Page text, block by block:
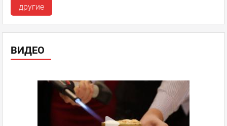
другие
ВИДЕО